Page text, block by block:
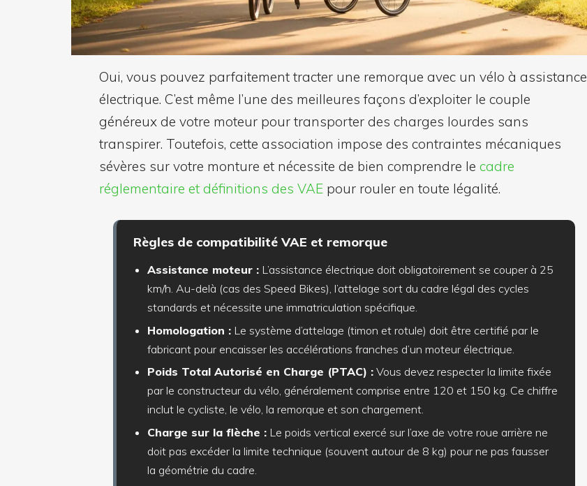
Oui, vous pouvez parfaitement tracter une remorque avec un vélo à assistance
électrique. C’est même l’une des meilleures façons d’exploiter le couple
généreux de votre moteur pour transporter des charges lourdes sans
transpirer. Toutefois, cette association impose des contraintes mécaniques
sévères sur votre monture et nécessite de bien comprendre le cadre
réglementaire et définitions des VAE pour rouler en toute légalité.
Règles de compatibilité VAE et remorque
Assistance moteur : L’assistance électrique doit obligatoirement se couper à 25
km/h. Au-delà (cas des Speed Bikes), l’attelage sort du cadre légal des cycles
standards et nécessite une immatriculation spécifique.
Homologation : Le système d’attelage (timon et rotule) doit être certifié par le
fabricant pour encaisser les accélérations franches d’un moteur électrique.
Poids Total Autorisé en Charge (PTAC) : Vous devez respecter la limite fixée
par le constructeur du vélo, généralement comprise entre 120 et 150 kg. Ce chiffre
inclut le cycliste, le vélo, la remorque et son chargement.
Charge sur la flèche : Le poids vertical exercé sur l’axe de votre roue arrière ne
doit pas excéder la limite technique (souvent autour de 8 kg) pour ne pas fausser
la géométrie du cadre.